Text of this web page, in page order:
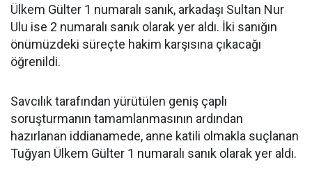
Ülkem Gülter 1 numaralı sanık, arkadaşı Sultan Nur
Ulu ise 2 numaralı sanık olarak yer aldı. İki sanığın
önümüzdeki süreçte hakim karşısına çıkacağı
öğrenildi.
Savcılık tarafından yürütülen geniş çaplı
soruşturmanın tamamlanmasının ardından
hazırlanan iddianamede, anne katili olmakla suçlanan
Tuğyan Ülkem Gülter 1 numaralı sanık olarak yer aldı.